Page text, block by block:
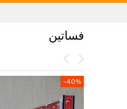
فساتين
-40%